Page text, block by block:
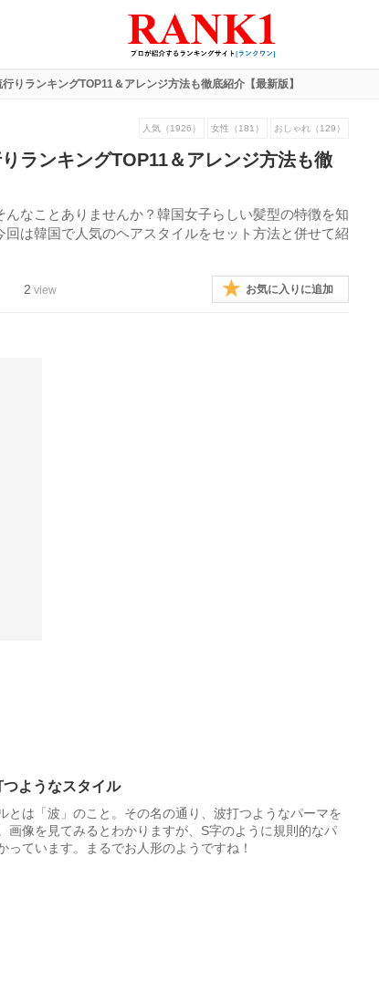
りランキングTOP11＆アレンジ方法も徹底紹介【最新版】
人気（1926） 女性（181） おしゃれ（129）
ランキングTOP11＆アレンジ方法も徹
なことありませんか？韓国女子らしい髪型の特徴を知
は韓国で人気のヘアスタイルをセット方法と併せて紹
2 view お気に入りに追加
つようなスタイル
とは「波」のこと。その名の通り、波打つようなパーマを
画像を見てみるとわかりますが、S字のように規則的なパ
っています。まるでお人形のようですね！